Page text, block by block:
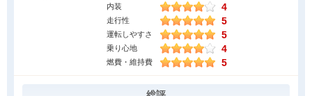
気になった点
幌のシワが気になります 笑。 外車特有のブレーキダスト激
汚。アイドリングストップの不自然さのため常にOFF 。 ウイン
がいいですよ。 オプションの豊富さが・・・・
内装 4
走行性 5
運転しやすさ 5
乗り心地 4
燃費・維持費 5